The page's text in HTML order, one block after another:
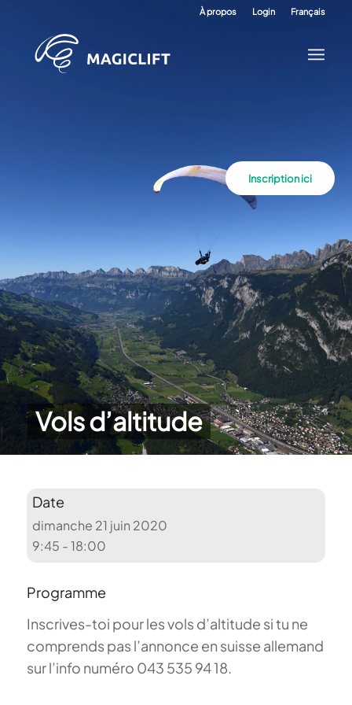
À propos Login Français
Vols d’altitude
Inscription ici
Date
dimanche 21 juin 2020
9:45 - 18:00
Programme
Inscrives-toi pour les vols d’altitude si tu ne
comprends pas l’annonce en suisse allemand
sur l’info numéro 043 535 94 18.